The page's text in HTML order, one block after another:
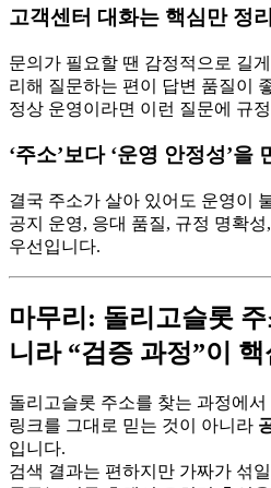
고객센터 대화는 핵심만 정리
문의가 필요할 땐 감정적으로 길
리해 질문하는 편이 답변 품질이
정상 운영이라면 이런 질문에 규
‘주소’보다 ‘운영 안정성’을
결국 주소가 살아 있어도 운영이
공지 운영, 응대 품질, 규정 명확
우선입니다.
마무리: 돌리고슬롯
니라 “검증 과정”이 핵
돌리고슬롯 주소를 찾는 과정에
링크를 그대로 믿는 것이 아니라
입니다.
검색 결과는 편하지만 가짜가 섞